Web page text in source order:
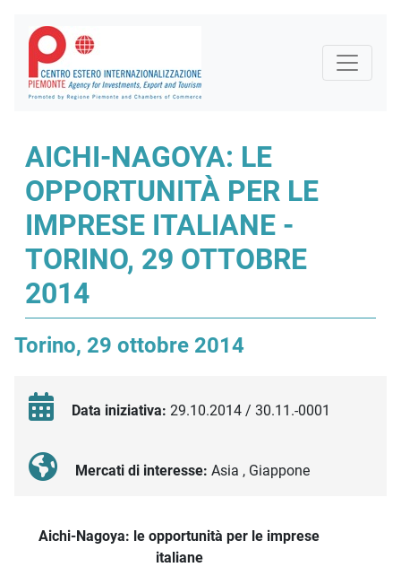
AICHI-NAGOYA: LE
OPPORTUNITÀ PER LE
IMPRESE ITALIANE -
TORINO, 29 OTTOBRE
2014
Torino, 29 ottobre 2014
Data iniziativa: 29.10.2014 / 30.11.-0001
Mercati di interesse: Asia , Giappone
Descrizione iniziativa
Aichi-Nagoya: le opportunità per le imprese
italiane